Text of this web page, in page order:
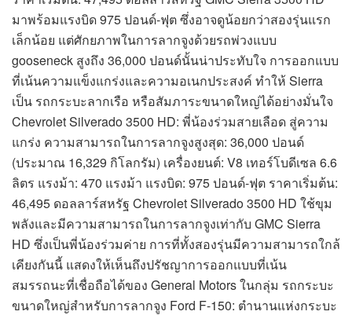
มาพร้อมแรงบิด 975 ปอนด์-ฟุต ซึ่งอาจดูน้อยกว่าสองรุ่นแรก
เล็กน้อย แต่ศักยภาพในการลากจูงด้วยรถพ่วงแบบ
gooseneck สูงถึง 36,000 ปอนด์นั้นน่าประทับใจ การออกแบบ
ที่เน้นความแข็งแกร่งและความอเนกประสงค์ ทำให้ Sierra
เป็น รถกระบะลากเรือ หรือสัมภาระขนาดใหญ่ได้อย่างมั่นใจ
Chevrolet Silverado 3500 HD: พี่น้องร่วมสายเลือด สู่ความ
แกร่ง ความสามารถในการลากจูงสูงสุด: 36,000 ปอนด์
(ประมาณ 16,329 กิโลกรัม) เครื่องยนต์: V8 เทอร์โบดีเซล 6.6
ลิตร แรงม้า: 470 แรงม้า แรงบิด: 975 ปอนด์-ฟุต ราคาเริ่มต้น:
46,495 ดอลลาร์สหรัฐ Chevrolet Silverado 3500 HD ใช้ขุม
พลังและมีความสามารถในการลากจูงเท่ากับ GMC Sierra
HD ซึ่งเป็นพี่น้องร่วมค่าย การที่ทั้งสองรุ่นมีความสามารถใกล้
เคียงกันนี้ แสดงให้เห็นถึงปรัชญาการออกแบบที่เน้น
สมรรถนะที่เชื่อถือได้ของ General Motors ในกลุ่ม รถกระบะ
ขนาดใหญ่สำหรับการลากจูง Ford F-150: ตำนานแห่งกระบะ